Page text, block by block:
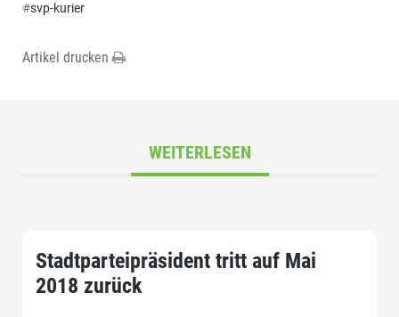
#svp-kurier
Artikel drucken
WEITERLESEN
Stadtparteipräsident tritt auf Mai
2018 zurück